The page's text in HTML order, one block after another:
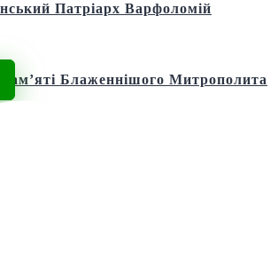
Патріарх Варфоломій
Блаженнішого Митрополита